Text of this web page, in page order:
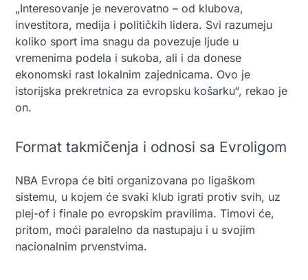
„Interesovanje je neverovatno – od klubova,
investitora, medija i političkih lidera. Svi razumeju
koliko sport ima snagu da povezuje ljude u
vremenima podela i sukoba, ali i da donese
ekonomski rast lokalnim zajednicama. Ovo je
istorijska prekretnica za evropsku košarku“, rekao je
on.
Format takmičenja i odnosi sa Evroligom
NBA Evropa će biti organizovana po ligaškom
sistemu, u kojem će svaki klub igrati protiv svih, uz
plej-of i finale po evropskim pravilima. Timovi će,
pritom, moći paralelno da nastupaju i u svojim
nacionalnim prvenstvima.